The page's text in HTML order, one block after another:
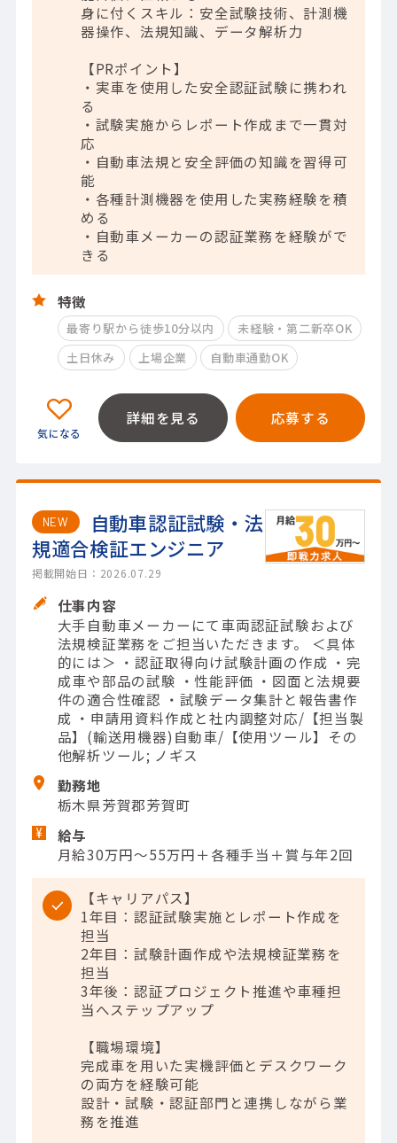
身に付くスキル：安全試験技術、計測機
器操作、法規知識、データ解析力
【PRポイント】
・実車を使用した安全認証試験に携われ
る
・試験実施からレポート作成まで一貫対
応
・自動車法規と安全評価の知識を習得可
能
・各種計測機器を使用した実務経験を積
める
・自動車メーカーの認証業務を経験がで
きる
特徴
最寄り駅から徒歩10分以内
未経験・第二新卒OK
土日休み
上場企業 自動車通勤OK
詳細を見る 応募する
NEW
自動車認証試験・法
規適合検証エンジニア
掲載開始日：2026.07.29
仕事内容
大手自動車メーカーにて車両認証試験および
法規検証業務をご担当いただきます。 ＜具体
的には＞ ・認証取得向け試験計画の作成 ・完
成車や部品の試験 ・性能評価 ・図面と法規要
件の適合性確認 ・試験データ集計と報告書作
成 ・申請用資料作成と社内調整対応/【担当製
品】(輸送用機器)自動車/【使用ツール】その
他解析ツール; ノギス
勤務地
栃木県芳賀郡芳賀町
給与
月給30万円～55万円＋各種手当＋賞与年2回
【キャリアパス】
1年目：認証試験実施とレポート作成を
担当
2年目：試験計画作成や法規検証業務を
担当
3年後：認証プロジェクト推進や車種担
当へステップアップ
【職場環境】
完成車を用いた実機評価とデスクワーク
の両方を経験可能
設計・試験・認証部門と連携しながら業
務を推進